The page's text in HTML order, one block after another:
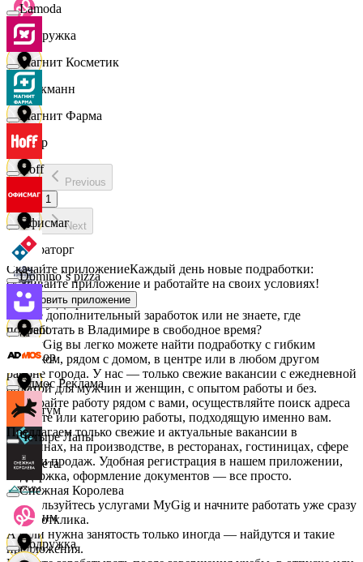
Подружка
Стокманн
Cпар
demo
Мираторг
Абрау-Дюрсо
Авиор
Альтум
Аркета
Архим
Lamoda
Магнит Косметик
Магнит Фарма
Hoff
Офисмаг
Domino`s pizza
Urent
Эдмос Реклама
Четыре Лапы
Снежная Королева
Подружка
Previous
1
Next
Скачайте приложениеКаждый день новые подработки:
скачивайте приложение и работайте на своих условиях!
Установить приложение
Ищете дополнительный заработок или не знаете, где
подработать в Владимире в свободное время?
На MyGig вы легко можете найти подработку с гибким
графиком, рядом с домом, в центре или в любом другом
районе города. У нас — только свежие вакансии с ежедневной
оплатой для мужчин и женщин, с опытом работы и без.
Выбирайте работу рядом с вами, осуществляйте поиск адреса
на карте или категорию работы, подходящую именно вам.
Предлагаем только свежие и актуальные вакансии в
магазинах, на производстве, в ресторанах, гостиницах, сфере
услуг и продаж. Удобная регистрация в нашем приложении,
поддержка, оформление документов — все просто.
Воспользуйтесь услугами MyGig и начните работать уже сразу
после отклика.
А если нужна занятость только иногда — найдутся и такие
предложения.